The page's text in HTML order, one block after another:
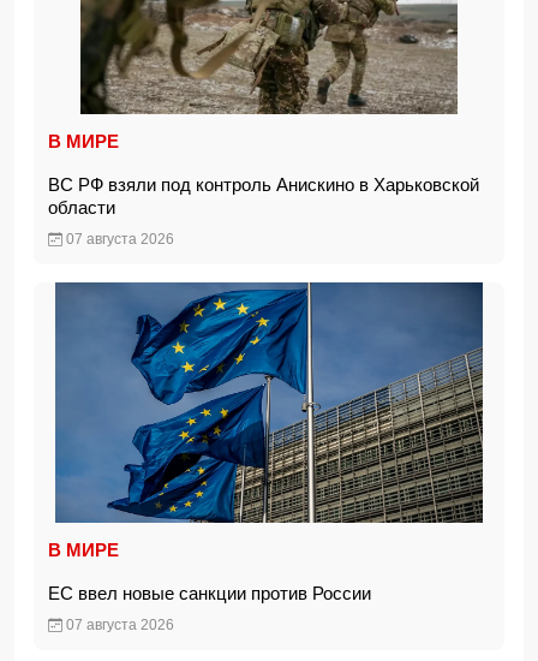
В МИРЕ
ВС РФ взяли под контроль Анискино в Харьковской
области
07 августа 2026
В МИРЕ
ЕС ввел новые санкции против России
07 августа 2026